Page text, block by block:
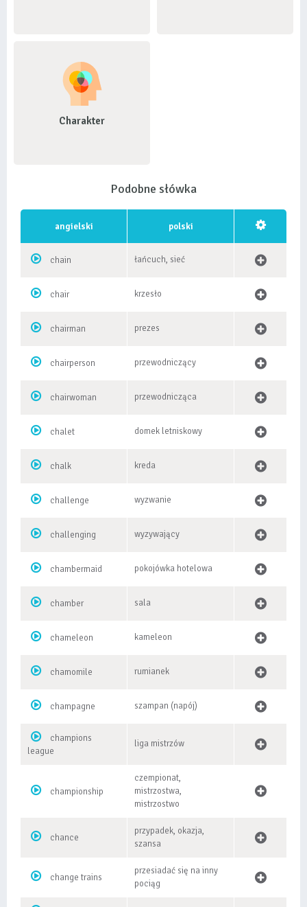
Charakter
Podobne słówka
angielski polski
chain łańcuch, sieć
chair krzesło
chairman prezes
chairperson przewodniczący
chairwoman przewodnicząca
chalet domek letniskowy
chalk kreda
challenge wyzwanie
challenging wyzywający
chambermaid pokojówka hotelowa
chamber sala
chameleon kameleon
chamomile rumianek
champagne szampan (napój)
champions
league
liga mistrzów
championship
czempionat,
mistrzostwa,
mistrzostwo
chance
przypadek, okazja,
szansa
change trains
przesiadać się na inny
pociąg